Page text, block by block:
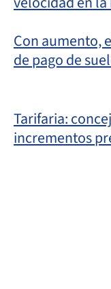
Con aumento,
de pago de
Tarifaria:
incrementos